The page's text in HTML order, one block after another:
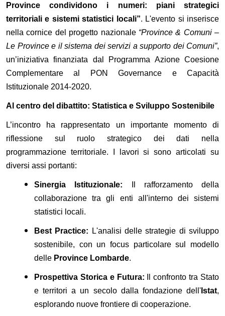
Province condividono i numeri: piani strategici
territoriali e sistemi statistici locali”. L'evento si inserisce
nella cornice del progetto nazionale “Province & Comuni –
Le Province e il sistema dei servizi a supporto dei Comuni”,
un’iniziativa finanziata dal Programma Azione Coesione
Complementare al PON Governance e Capacità
Istituzionale 2014-2020.
Al centro del dibattito: Statistica e Sviluppo Sostenibile
L’incontro ha rappresentato un importante momento di
riflessione sul ruolo strategico dei dati nella
programmazione territoriale. I lavori si sono articolati su
diversi assi portanti:
Sinergia Istituzionale: Il rafforzamento della
collaborazione tra gli enti all'interno dei sistemi
statistici locali.
Best Practice: L'analisi delle strategie di sviluppo
sostenibile, con un focus particolare sul modello
delle Province Lombarde.
Prospettiva Storica e Futura: Il confronto tra Stato
e territori a un secolo dalla fondazione dell' Istat,
esplorando nuove frontiere di cooperazione.